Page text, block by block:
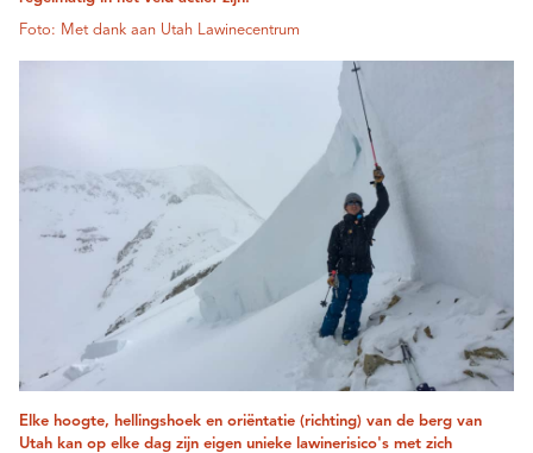
Foto: Met dank aan Utah Lawinecentrum
Elke hoogte, hellingshoek en oriëntatie (richting) van de berg van
Utah kan op elke dag zijn eigen unieke lawinerisico's met zich